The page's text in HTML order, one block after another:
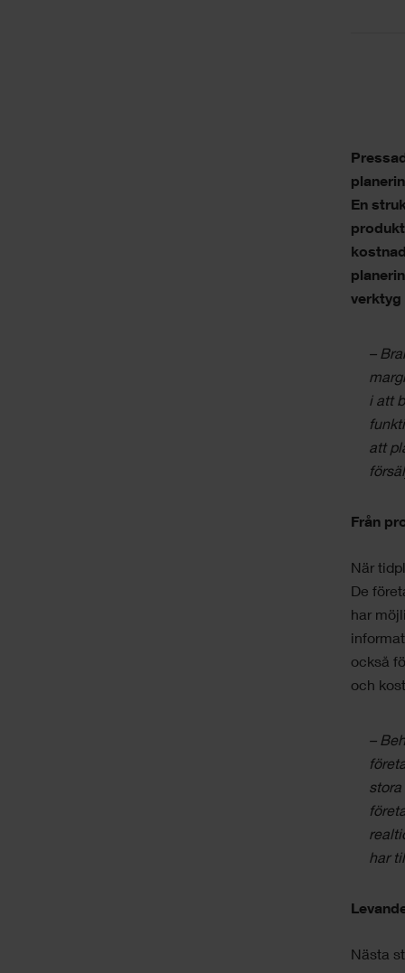
En
verktyg
–
i att
att
Från
När
De
har
också
och
–
stora
har
Nästa